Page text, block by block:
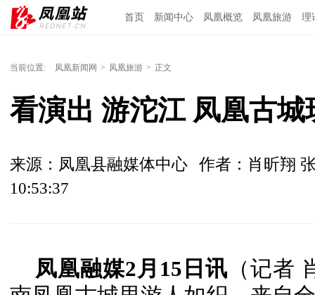
首页 新闻中心 凤凰概览 凤凰旅游 理
当前位置: 凤凰新闻网 > 凤凰旅游 > 正文
看演出 游沱江 凤凰古城
来源：凤凰县融媒体中心
作者：肖昕翔
10:53:37
凤凰融媒2月15日讯 （记者